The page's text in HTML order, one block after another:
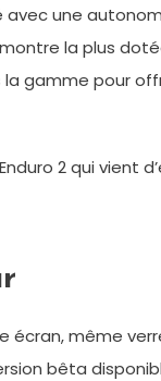
une
la plus
gamme pour
2 qui vient
même
bêta